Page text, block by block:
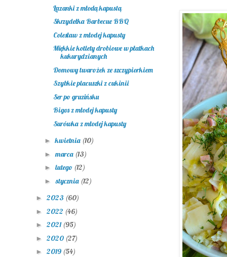
Łazanki z młodą kapustą
Skrzydełka Barbecue BBQ
Colesław z młodej kapusty
Miękkie kotlety drobiowe w płatkach
kukurydzianych
Domowy twarożek ze szczypiorkiem
Szybkie placuszki z cukinii
Ser po gruzińsku
Bigos z młodej kapusty
Surówka z młodej kapusty
►kwietnia (10)
► marca (13)
► lutego (12)
► stycznia (12)
► 2023 (60)
► 2022 (46)
► 2021 (95)
► 2020 (27)
► 2019 (54)